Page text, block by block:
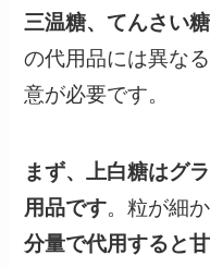
三温糖、てんさい糖
の代用品には異な
意が必要です。
まず、上白糖はグ
用品です。粒が細
分量で代用すると